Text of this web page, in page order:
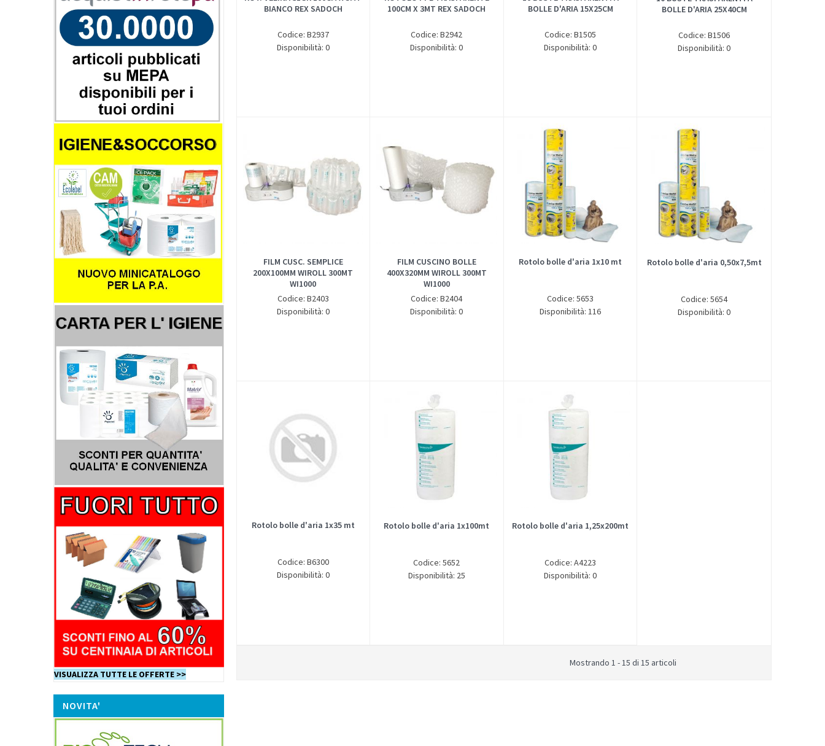
VISUALIZZA TUTTE LE OFFERTE >>
NOVITA'
BIANCO REX SADOCH
Codice: B2937
Disponibilità: 0
100CM X 3MT REX SADOCH
Codice: B2942
Disponibilità: 0
BOLLE D'ARIA 15X25CM
Codice: B1505
Disponibilità: 0
BOLLE D'ARIA 25X40CM
Codice: B1506
Disponibilità: 0
FILM CUSC. SEMPLICE
200X100MM WIROLL 300MT
WI1000
Codice: B2403
Disponibilità: 0
FILM CUSCINO BOLLE
400X320MM WIROLL 300MT
WI1000
Codice: B2404
Disponibilità: 0
Rotolo bolle d'aria 1x10 mt
Codice: 5653
Disponibilità: 116
Rotolo bolle d'aria 0,50x7,5mt
Codice: 5654
Disponibilità: 0
Rotolo bolle d'aria 1x35 mt
Codice: B6300
Disponibilità: 0
Rotolo bolle d'aria 1x100mt
Codice: 5652
Disponibilità: 25
Rotolo bolle d'aria 1,25x200mt
Codice: A4223
Disponibilità: 0
Mostrando 1 - 15 di 15 articoli